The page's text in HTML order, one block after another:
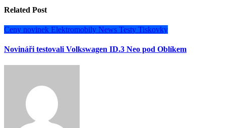
Related Post
Ceny novinek Elektromobily News Testy Tiskovky
Novináři testovali Volkswagen ID.3 Neo pod Oblíkem